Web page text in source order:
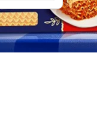
biscoito
arroz